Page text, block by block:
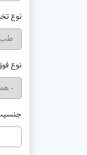
نوع
نوع